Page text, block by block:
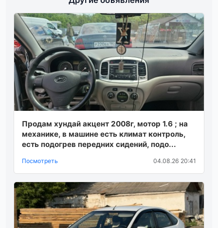
Продам хундай акцент 2008г, мотор 1.6 ; на
механике, в машине есть климат контроль,
есть подогрев передних сидений, подо...
Посмотреть 04.08.26 20:41